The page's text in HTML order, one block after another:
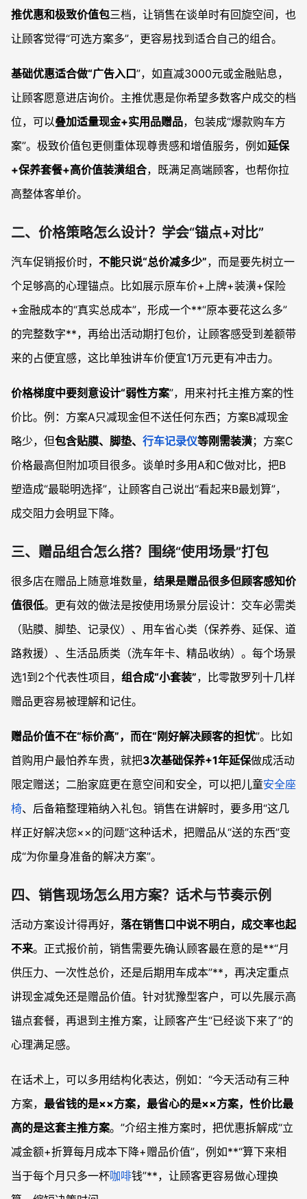
推优惠和极致价值包三档，让销售在谈单时有回旋空间，也
让顾客觉得“可选方案多”，更容易找到适合自己的组合。
基础优惠适合做“广告入口”，如直减3000元或金融贴息，
让顾客愿意进店询价。主推优惠是你希望多数客户成交的档
位，可以叠加适量现金+实用品赠品，包装成“爆款购车方
案”。极致价值包更侧重体现尊贵感和增值服务，例如延保
+保养套餐+高价值装潢组合，既满足高端顾客，也帮你拉
高整体客单价。
二、价格策略怎么设计？学会“锚点+对比”
汽车促销报价时， 不能只说“总价减多少”，而是要先树立一
个足够高的心理锚点。比如展示原车价+上牌+装潢+保险
+金融成本的“真实总成本”，形成一个**“原本要花这么多”
的完整数字**，再给出活动期打包价，让顾客感受到差额带
来的占便宜感，这比单独讲车价便宜1万元更有冲击力。
价格梯度中要刻意设计“弱性方案”，用来衬托主推方案的性
价比。例：方案A只减现金但不送任何东西；方案B减现金
略少，但包含贴膜、脚垫、 行车记录仪等刚需装潢；方案C
价格最高但附加项目很多。谈单时多用A和C做对比，把B
塑造成“最聪明选择”，让顾客自己说出“看起来B最划算”，
成交阻力会明显下降。
三、赠品组合怎么搭？围绕“使用场景”打包
很多店在赠品上随意堆数量， 结果是赠品很多但顾客感知价
值很低。更有效的做法是按使用场景分层设计：交车必需类
（贴膜、脚垫、记录仪）、用车省心类（保养券、延保、道
路救援）、生活品质类（洗车年卡、精品收纳）。每个场景
选1到2个代表性项目， 组合成“小套装”，比零散罗列十几样
赠品更容易被理解和记住。
赠品价值不在“标价高”，而在“刚好解决顾客的担忧”。比如
首购用户最怕养车贵，就把3次基础保养+1年延保做成活动
限定赠送；二胎家庭更在意空间和安全，可以把儿童安全座
椅、后备箱整理箱纳入礼包。销售在讲解时，要多用“这几
样正好解决您××的问题”这种话术，把赠品从“送的东西”变
成“为你量身准备的解决方案”。
四、销售现场怎么用方案？话术与节奏示例
活动方案设计得再好， 落在销售口中说不明白，成交率也起
不来。正式报价前，销售需要先确认顾客最在意的是**“月
供压力、一次性总价，还是后期用车成本”**，再决定重点
讲现金减免还是赠品价值。针对犹豫型客户，可以先展示高
锚点套餐，再退到主推方案，让顾客产生“已经谈下来了”的
心理满足感。
在话术上，可以多用结构化表达，例如：“今天活动有三种
方案， 最省钱的是××方案，最省心的是××方案，性价比最
高的是这套主推方案。”介绍主推方案时，把优惠拆解成“立
减金额+折算每月成本下降+赠品价值”，例如**“算下来相
当于每个月只多一杯咖啡钱”**，让顾客更容易做心理换